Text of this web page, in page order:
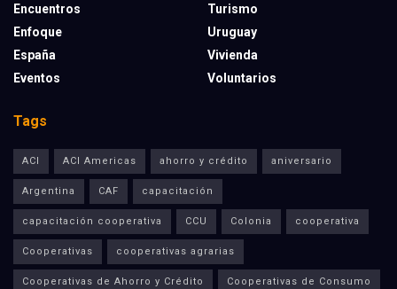
Encuentros
Enfoque
España
Eventos
Turismo
Uruguay
Vivienda
Voluntarios
Tags
ACI ACI Americas ahorro y crédito aniversario
Argentina CAF capacitación
capacitación cooperativa CCU Colonia cooperativa
Cooperativas cooperativas agrarias
Cooperativas de Ahorro y Crédito Cooperativas de Consumo